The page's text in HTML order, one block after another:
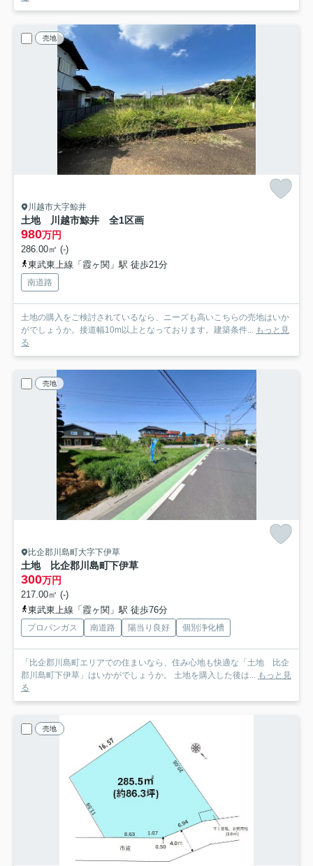
売地
川越市大字鯨井
土地 川越市鯨井 全1区画
980万円
286.00㎡ (-)
東武東上線「霞ヶ関」駅 徒歩21分
南道路
土地の購入をご検討されているなら、ニーズも高いこちらの売地はいか
がでしょうか。接道幅10m以上となっております。建築条件... もっと見
る
売地
比企郡川島町大字下伊草
土地 比企郡川島町下伊草
300万円
217.00㎡ (-)
東武東上線「霞ヶ関」駅 徒歩76分
プロパンガス 南道路 陽当り良好 個別浄化槽
「比企郡川島町エリアでの住まいなら、住み心地も快適な「土地 比企
郡川島町下伊草」はいかがでしょうか。 土地を購入した後は... もっと見
る
売地